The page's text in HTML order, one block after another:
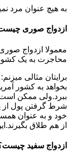
به هیچ عنوان مرد
ازدواج صوری
معمولا ازدواج
محاجرت به یک
برایتان مثالی
بخواهد به کشور
ببرد.ولی ممکن
شرط گرفتن پول از
خود و به عنوان
از هم طلاق
ازدواج سفید